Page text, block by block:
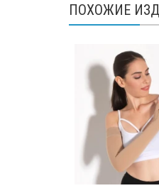
ПОХОЖИЕ